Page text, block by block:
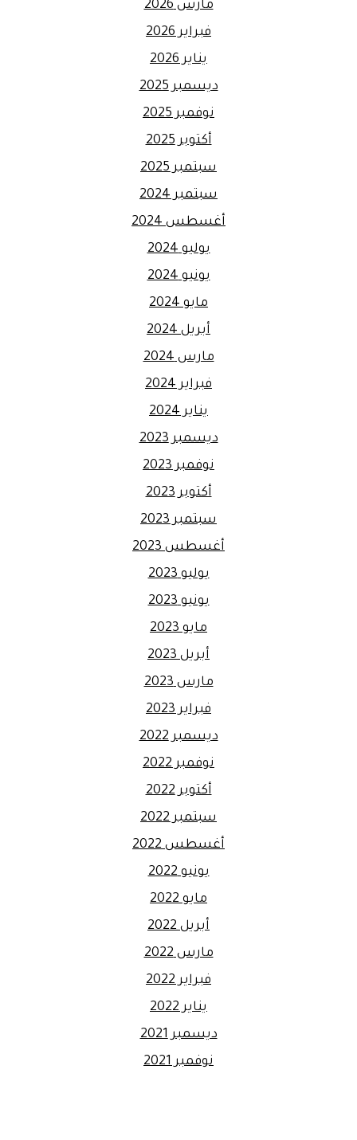
مارس 2026
فبراير 2026
يناير 2026
ديسمبر 2025
نوفمبر 2025
أكتوبر 2025
سبتمبر 2025
سبتمبر 2024
أغسطس 2024
يوليو 2024
يونيو 2024
مايو 2024
أبريل 2024
مارس 2024
فبراير 2024
يناير 2024
ديسمبر 2023
نوفمبر 2023
أكتوبر 2023
سبتمبر 2023
أغسطس 2023
يوليو 2023
يونيو 2023
مايو 2023
أبريل 2023
مارس 2023
فبراير 2023
ديسمبر 2022
نوفمبر 2022
أكتوبر 2022
سبتمبر 2022
أغسطس 2022
يونيو 2022
مايو 2022
أبريل 2022
مارس 2022
فبراير 2022
يناير 2022
ديسمبر 2021
نوفمبر 2021